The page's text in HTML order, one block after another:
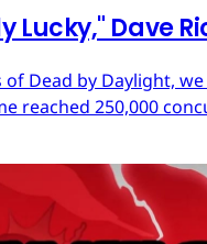
Lucky," Dave
Dead by Daylight,
reached 250,000